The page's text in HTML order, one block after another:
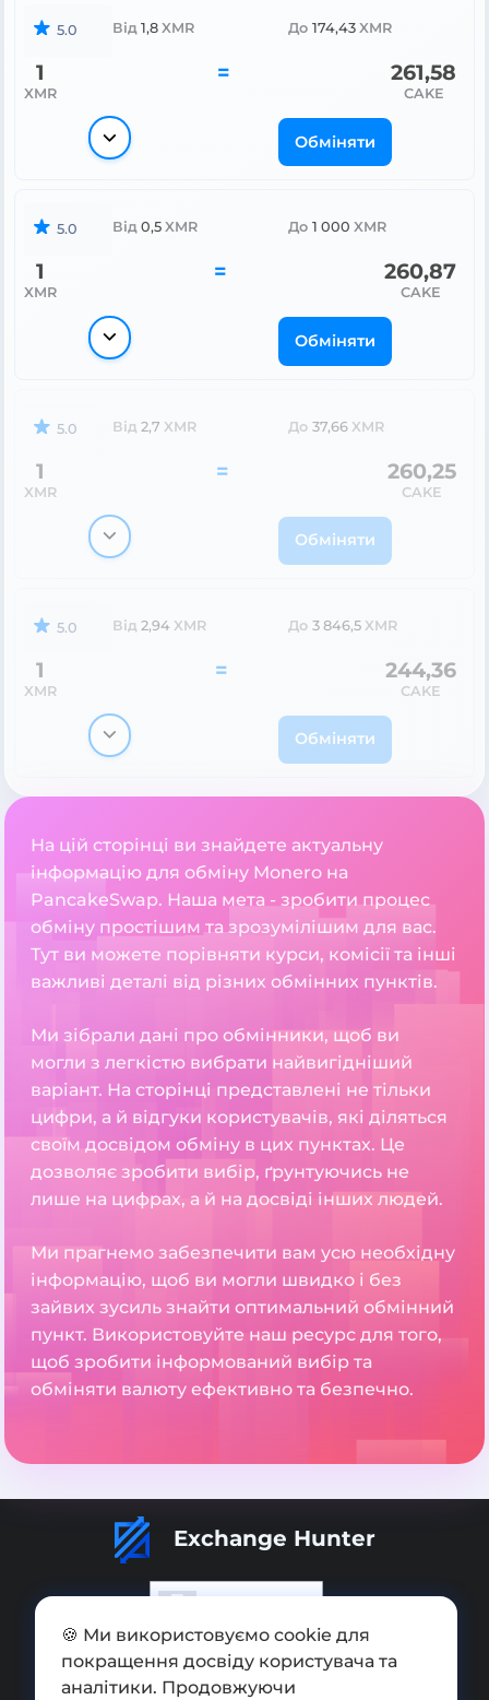
5.0 Від 1,8 XMR До 174,43 XMR
1
XMR
= 261,58
CAKE
Обміняти
5.0 Від 0,5 XMR До 1 000 XMR
1
XMR
= 260,87
CAKE
Обміняти
5.0 Від 2,7 XMR До 37,66 XMR
1
XMR
= 260,25
CAKE
Обміняти
5.0 Від 2,94 XMR До 3 846,5 XMR
1
XMR
= 244,36
CAKE
Обміняти
На цій сторінці ви знайдете актуальну
інформацію для обміну Monero на
PancakeSwap. Наша мета - зробити процес
обміну простішим та зрозумілішим для вас.
Тут ви можете порівняти курси, комісії та інші
важливі деталі від різних обмінних пунктів.
Ми зібрали дані про обмінники, щоб ви
могли з легкістю вибрати найвигідніший
варіант. На сторінці представлені не тільки
цифри, а й відгуки користувачів, які діляться
своїм досвідом обміну в цих пунктах. Це
дозволяє зробити вибір, ґрунтуючись не
лише на цифрах, а й на досвіді інших людей.
Ми прагнемо забезпечити вам усю необхідну
інформацію, щоб ви могли швидко і без
зайвих зусиль знайти оптимальний обмінний
пункт. Використовуйте наш ресурс для того,
щоб зробити інформований вибір та
обміняти валюту ефективно та безпечно.
Exchange Hunter
Додати обмінник
🍪 Ми використовуємо cookie для
покращення досвіду користувача та
аналітики. Продовжуючи